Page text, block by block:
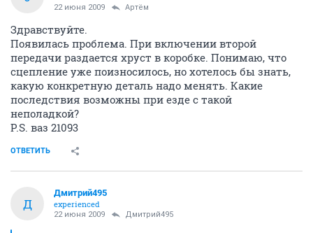
22 июня 2009 Артём
Здравствуйте.
Появилась проблема. При включении второй
передачи раздается хруст в коробке. Понимаю, что
сцепление уже поизносилось, но хотелось бы знать,
какую конкретную деталь надо менять. Какие
последствия возможны при езде с такой
неполадкой?
P.S. ваз 21093
ОТВЕТИТЬ
Д
Дмитрий495
experienced
22 июня 2009 Дмитрий495